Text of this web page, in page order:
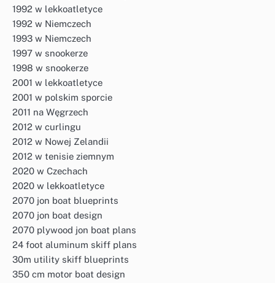
1992 w lekkoatletyce
1992 w Niemczech
1993 w Niemczech
1997 w snookerze
1998 w snookerze
2001 w lekkoatletyce
2001 w polskim sporcie
2011 na Węgrzech
2012 w curlingu
2012 w Nowej Zelandii
2012 w tenisie ziemnym
2020 w Czechach
2020 w lekkoatletyce
2070 jon boat blueprints
2070 jon boat design
2070 plywood jon boat plans
24 foot aluminum skiff plans
30m utility skiff blueprints
350 cm motor boat design